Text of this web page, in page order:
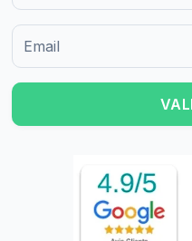
60.03€/jour
60.03€/jour
23.81
15.11€/jour
Formulaire d'inscription pour